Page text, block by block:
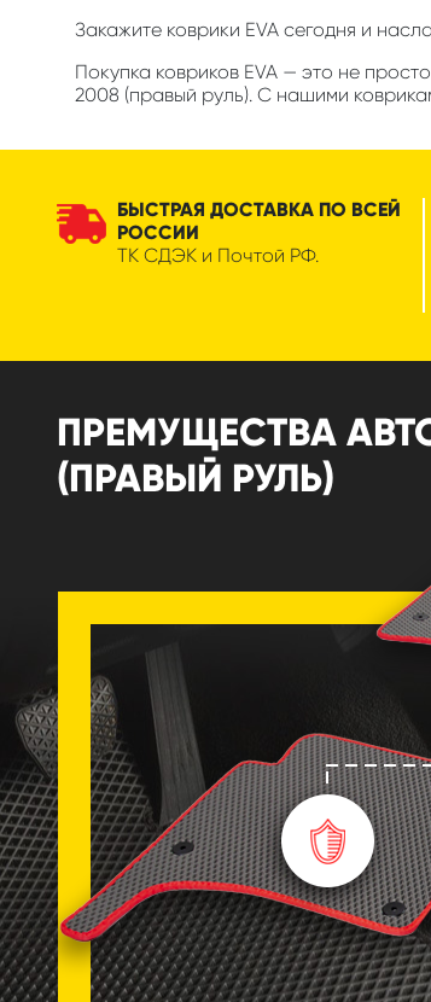
Закажите коврики EVA сегодня и
Покупка ковриков EVA — это не
2008 (правый руль). С нашими
БЫСТРАЯ ДОСТАВКА ПО ВСЕЙ
РОССИИ
ТК СДЭК и Почтой РФ.
ПРЕМУЩЕСТВА
(ПРАВЫЙ РУЛЬ)